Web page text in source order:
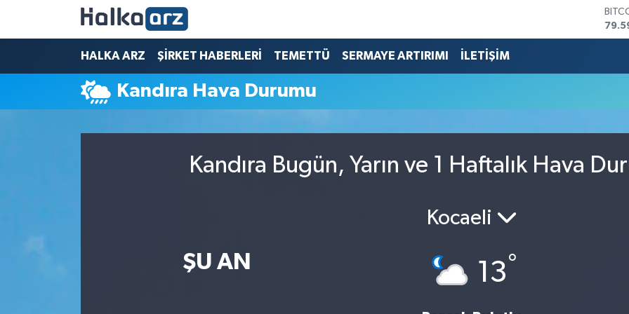
HALKA ARZ ŞİRKET HABERLERİ TEMETTÜ SERMAYE ARTIRIMI İLETİŞİM
Kandıra Hava Durumu
Kandıra Bugün, Yarın ve 1 Haftalık Hava
ŞU AN
Kocaeli
13°
HALKA ARZ
SERMAYE ARTIRIMI